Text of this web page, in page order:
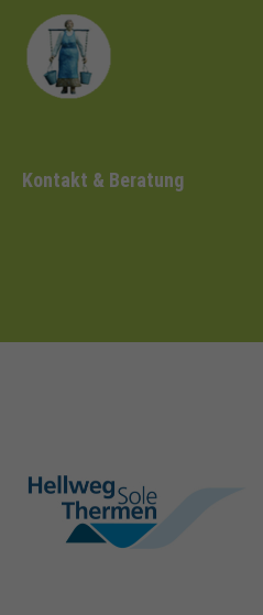
Kontakt & Beratung
hellweg-sole-
thermen.de